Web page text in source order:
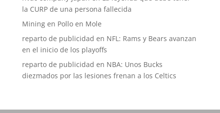
la CURP de una persona fallecida
Miningen Pollo en Mole
reparto de publicidad en NFL: Rams y Bears avanzan
en el inicio de los playoffs
reparto de publicidad en NBA: Unos Bucks
diezmados por las lesiones frenan a los Celtics